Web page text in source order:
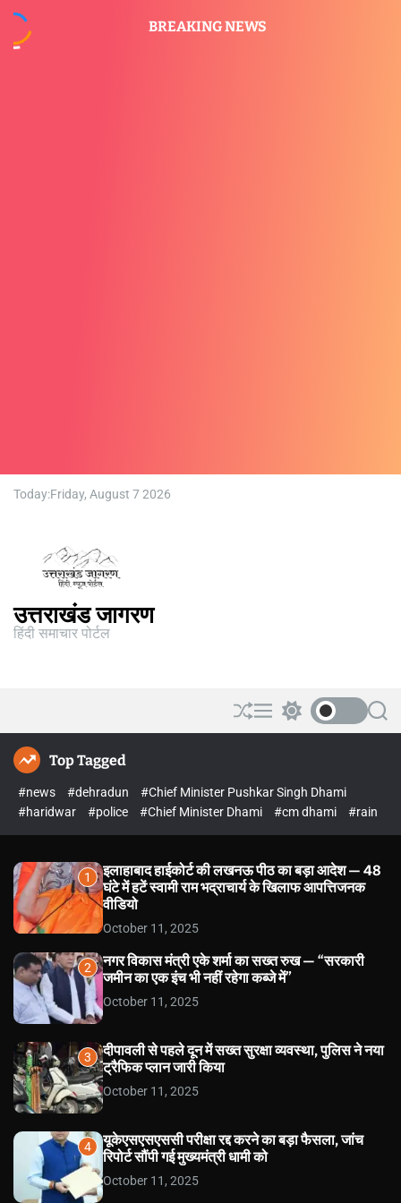
BREAKING NEWS
Today:Friday, August 7 2026
उत्तराखंड जागरण
हिंदी समाचार पोर्टल
Top Tagged
#news #dehradun
#Chief Minister Pushkar Singh Dhami
#haridwar
#police #Chief Minister Dhami #cm dhami #rain
1
इलाहाबाद हाईकोर्ट की लखनऊ पीठ का बड़ा आदेश — 48
घंटे में हटें स्वामी राम भद्राचार्य के खिलाफ आपत्तिजनक
वीडियो
October 11, 2025
2
नगर विकास मंत्री एके शर्मा का सख्त रुख — “सरकारी
जमीन का एक इंच भी नहीं रहेगा कब्जे में”
October 11, 2025
3
दीपावली से पहले दून में सख्त सुरक्षा व्यवस्था, पुलिस ने नया
ट्रैफिक प्लान जारी किया
October 11, 2025
4
यूकेएसएसएससी परीक्षा रद्द करने का बड़ा फैसला, जांच
रिपोर्ट सौंपी गई मुख्यमंत्री धामी को
October 11, 2025